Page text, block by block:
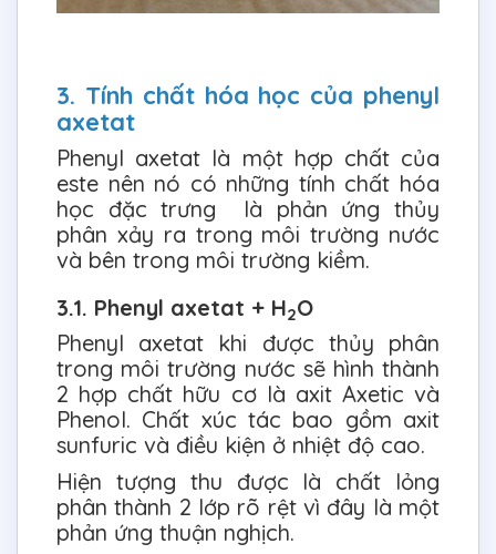
3. Tính chất hóa học của phenyl
axetat
Phenyl axetat là một hợp chất của
este nên nó có những tính chất hóa
học đặc trưng là phản ứng thủy
phân xảy ra trong môi trường nước
và bên trong môi trường kiềm.
3.1. Phenyl axetat + H2O
Phenyl axetat khi được thủy phân
trong môi trường nước sẽ hình thành
2 hợp chất hữu cơ là axit Axetic và
Phenol. Chất xúc tác bao gồm axit
sunfuric và điều kiện ở nhiệt độ cao.
Hiện tượng thu được là chất lỏng
phân thành 2 lớp rõ rệt vì đây là một
phản ứng thuận nghịch.